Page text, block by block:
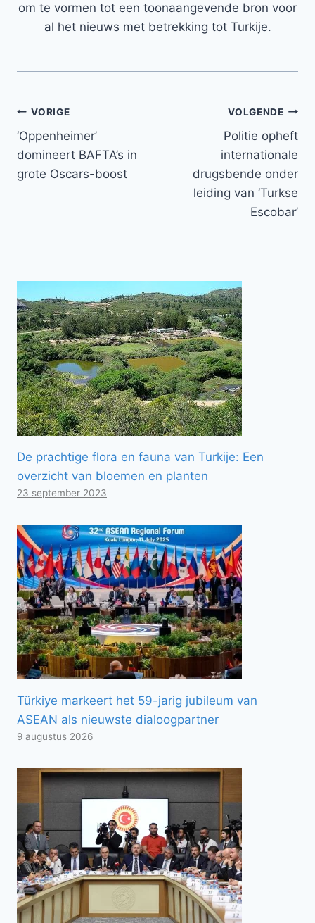
om te vormen tot een toonaangevende bron voor
al het nieuws met betrekking tot Turkije.
Bericht
navigatie
VORIGE
‘Oppenheimer’
domineert BAFTA’s in
grote Oscars-boost
VOLGENDE
Politie opheft
internationale
drugsbende onder
leiding van ‘Turkse
Escobar’
De prachtige flora en fauna van Turkije: Een
overzicht van bloemen en planten
23 september 2023
Türkiye markeert het 59-jarig jubileum van
ASEAN als nieuwste dialoogpartner
9 augustus 2026